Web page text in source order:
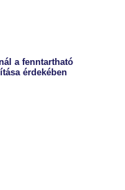
a fenntartható
érdekében